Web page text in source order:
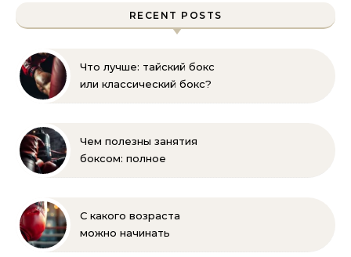
RECENT POSTS
Что лучше: тайский бокс
или классический бокс?
Чем полезны занятия
боксом: полное
С какого возраста
можно начинать